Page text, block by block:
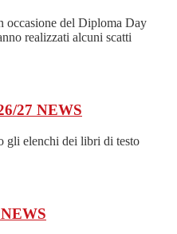
del Diploma Day
realizzati alcuni scatti
27 NEWS
gli elenchi dei libri di testo
NEWS